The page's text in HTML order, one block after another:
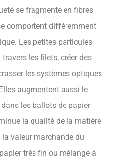
se fragmente en fibres
comportent différemment
Les petites particules
les filets, créer des
les systèmes optiques
augmentent aussi le
dans les ballots de papier
la qualité de la matière
valeur marchande du
très fin ou mélangé à